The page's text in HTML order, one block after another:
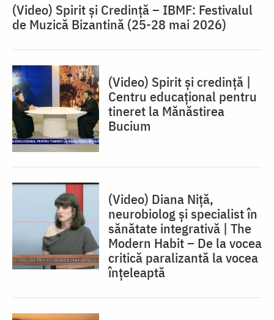
(Video) Spirit și Credință – IBMF: Festivalul
de Muzică Bizantină (25-28 mai 2026)
(Video) Spirit și credință |
Centru educaţional pentru
tineret la Mănăstirea
Bucium
(Video) Diana Niță,
neurobiolog și specialist în
sănătate integrativă | The
Modern Habit – De la vocea
critică paralizantă la vocea
înțeleaptă